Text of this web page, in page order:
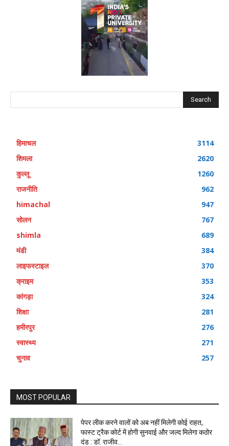
Search
हिमाचल
3114
शिमला
2620
कुल्लू
1260
राजनीति
962
himachal
947
सोलन
767
shimla
689
मंडी
384
लाइफस्टाइल
370
क्राइम
353
कांगड़ा
324
शिक्षा
281
हमीरपुर
276
स्वास्थ्य
271
चुनाव
257
MOST POPULAR
पेपर लीक करने वालों को अब नहीं मिलेगी कोई राहत,
फास्ट ट्रैक कोर्ट में होगी सुनवाई और जल्द मिलेगा कठोर
दंड : डॉ. राजीव...